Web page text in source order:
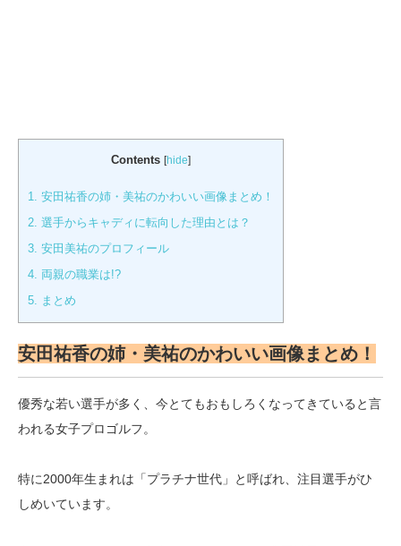
Contents [hide]
1. 安田祐香の姉・美祐のかわいい画像まとめ！
2. 選手からキャディに転向した理由とは？
3. 安田美祐のプロフィール
4. 両親の職業は!?
5. まとめ
安田祐香の姉・美祐のかわいい画像まとめ！
優秀な若い選手が多く、今とてもおもしろくなってきていると言
われる女子プロゴルフ。
特に2000年生まれは「プラチナ世代」と呼ばれ、注目選手がひ
しめいています。